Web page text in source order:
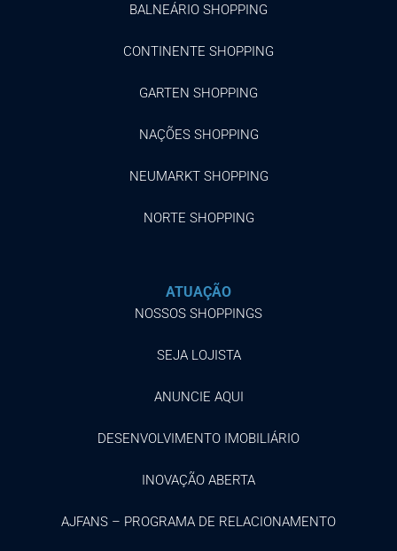
BALNEÁRIO SHOPPING
CONTINENTE SHOPPING
GARTEN SHOPPING
NAÇÕES SHOPPING
NEUMARKT SHOPPING
NORTE SHOPPING
ATUAÇÃO
NOSSOS SHOPPINGS
SEJA LOJISTA
ANUNCIE AQUI
DESENVOLVIMENTO IMOBILIÁRIO
INOVAÇÃO ABERTA
AJFANS – PROGRAMA DE RELACIONAMENTO